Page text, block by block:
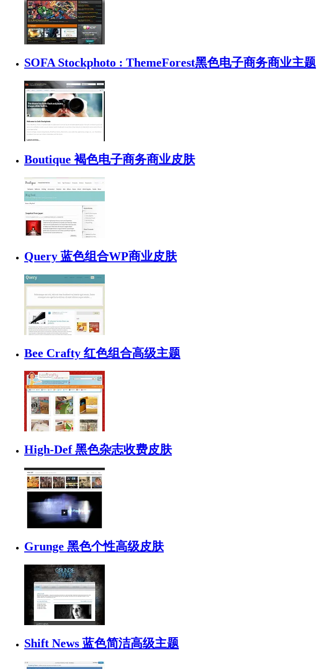
SOFA Stockphoto : ThemeForest黑色电子商务商业主题
Boutique 褐色电子商务商业皮肤
Query 蓝色组合WP商业皮肤
Bee Crafty 红色组合高级主题
High-Def 黑色杂志收费皮肤
Grunge 黑色个性高级皮肤
Shift News 蓝色简洁高级主题